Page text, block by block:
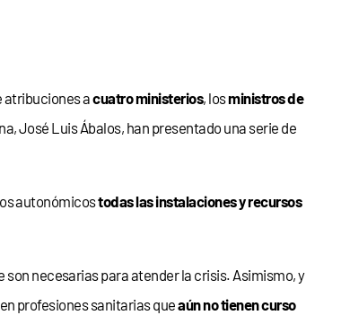
atribuciones acuatro ministerios, losministros de
José Luis Ábalos, han presentado una serie de
autonómicostodas las instalaciones y recursos
son necesarias para atender la crisis. Asimismo, y
profesiones sanitarias queaún no tienen curso